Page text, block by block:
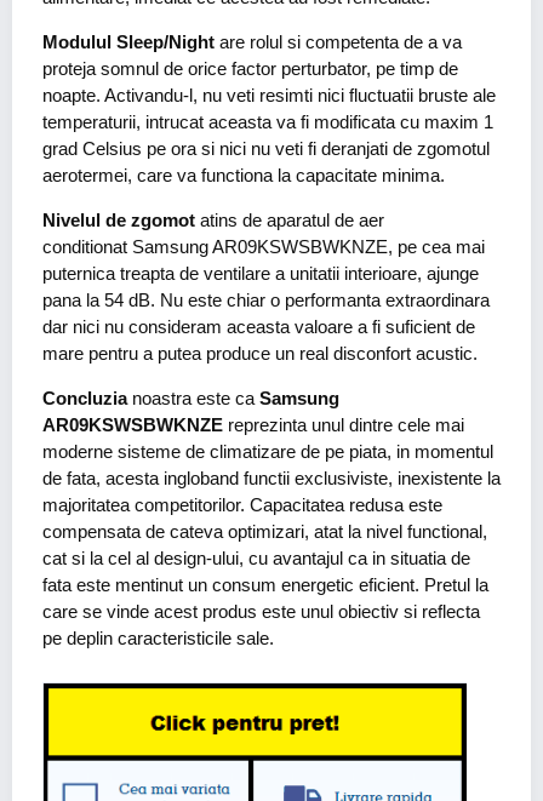
Modulul Sleep/Night are rolul si competenta de a va
proteja somnul de orice factor perturbator, pe timp de
noapte. Activandu-l, nu veti resimti nici fluctuatii bruste ale
temperaturii, intrucat aceasta va fi modificata cu maxim 1
grad Celsius pe ora si nici nu veti fi deranjati de zgomotul
aerotermei, care va functiona la capacitate minima.
Nivelul de zgomot atins de aparatul de aer
conditionat Samsung AR09KSWSBWKNZE, pe cea mai
puternica treapta de ventilare a unitatii interioare, ajunge
pana la 54 dB. Nu este chiar o performanta extraordinara
dar nici nu consideram aceasta valoare a fi suficient de
mare pentru a putea produce un real disconfort acustic.
Concluzianoastra este ca Samsung
AR09KSWSBWKNZE reprezinta unul dintre cele mai
moderne sisteme de climatizare de pe piata, in momentul
de fata, acesta ingloband functii exclusiviste, inexistente la
majoritatea competitorilor. Capacitatea redusa este
compensata de cateva optimizari, atat la nivel functional,
cat si la cel al design-ului, cu avantajul ca in situatia de
fata este mentinut un consum energetic eficient. Pretul la
care se vinde acest produs este unul obiectiv si reflecta
pe deplin caracteristicile sale.